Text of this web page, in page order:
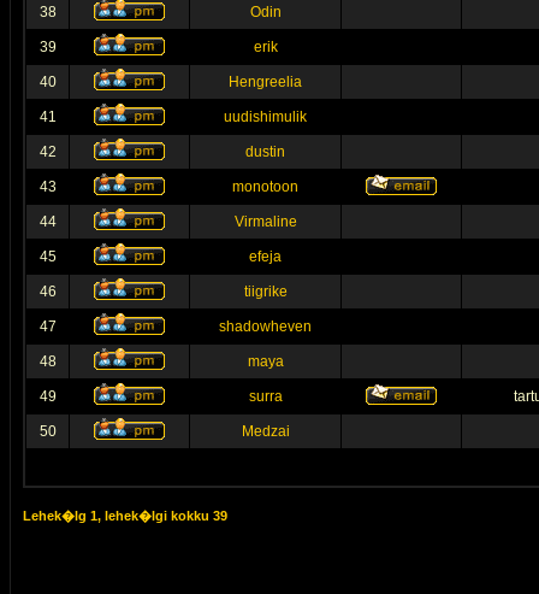
38 Odin
39 erik
40 Hengreelia
41 uudishimulik
42 dustin
43 monotoon
44 Virmaline
45 efeja
46 tiigrike
47 shadowheven
48 maya
49 surra
50 Medzai
Lehek�lg 1, lehek�lgi kokku 39